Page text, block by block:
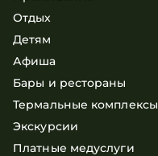
Отдых
Детям
Афиша
Бары и рестораны
Термальные комплексы
Экскурсии
Платные медуслуги